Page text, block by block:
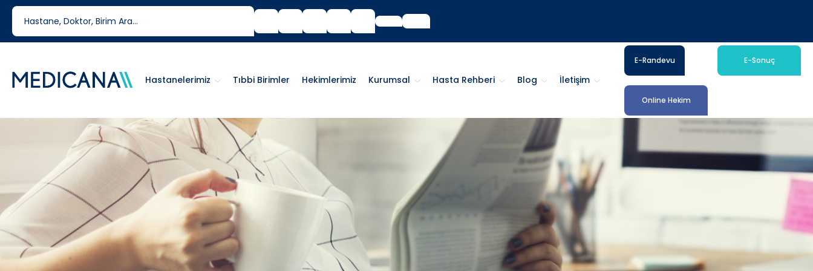
444 6 334
Tıbbi Birimler Hekimlerimiz Kurumsal Hasta Rehberi Blog İletişim
Hastanelerimiz
E-Randevu E-Sonuç
Online Hekim